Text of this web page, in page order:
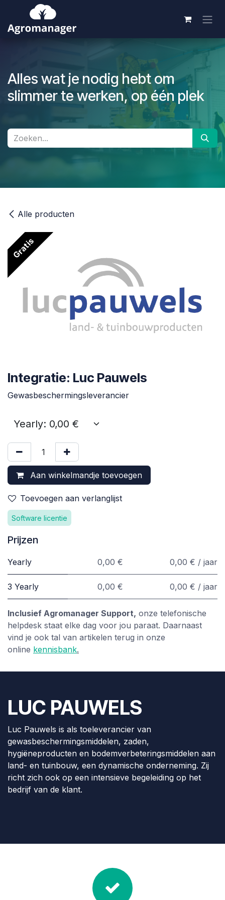
Overslaan naar inhoud
Alles wat je nodig hebt om
slimmer te werken, op één plek
Alle producten
Gratis
Integratie: Luc Pauwels
Gewasbeschermingsleverancier
Aan winkelmandje toevoegen
Toevoegen aan verlanglijst
Software licentie
Prijzen
Yearly 0,00 € 0,00 € / jaar
3 Yearly 0,00 € 0,00 € / jaar
Inclusief Agromanager Support, onze telefonische
helpdesk staat elke dag voor jou paraat. Daarnaast
vind je ook tal van artikelen terug in onze
online kennisbank.
LUC PAUWELS
Luc Pauwels is als toeleverancier van
gewasbeschermingsmiddelen, zaden,
hygiëneproducten en bodemverbeteringsmiddelen aan
land- en tuinbouw, een dynamische onderneming. Zij
richt zich ook op een intensieve begeleiding op het
bedrijf van de klant.